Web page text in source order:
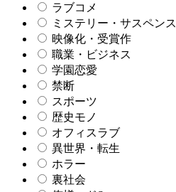
ラブコメ
ミステリー・サスペンス
映像化・受賞作
職業・ビジネス
学園恋愛
禁断
スポーツ
歴史モノ
オフィスラブ
異世界・転生
ホラー
裏社会